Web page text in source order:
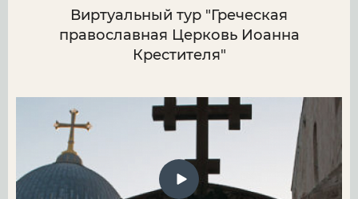
Виртуальный тур "Греческая
православная Церковь Иоанна
Крестителя"